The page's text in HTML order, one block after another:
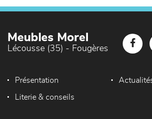
Meubles Morel
Lécousse (35) - Fougères
Présentation
Literie & conseils